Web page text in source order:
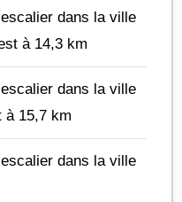
dans la ville
à 14,3 km
dans la ville
à 15,7 km
dans la ville